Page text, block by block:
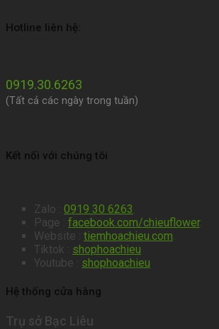
Hotline liên hệ:
0919.30.6263
(Tất cả các ngày trong tuần)
Kết nối với chúng tôi
Zalo : 0919 30 6263.
Page : facebook.com/chieuflower.
Website : tiemhoachieu.com.
Tiktok : shophoachieu
Youtube : shophoachieu
Hệ thống cửa hàng
Trụ sở Bạc Liêu